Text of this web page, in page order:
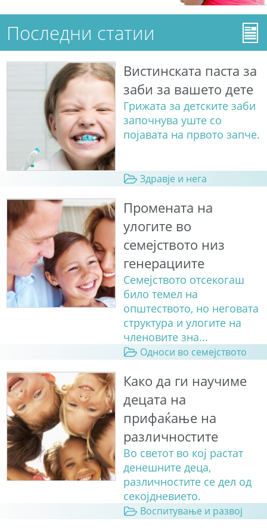
Последни статии
Вистинската паста за
заби за вашето дете
Грижата за детските заби
започнува уште со
појавата на првото запче.
Здравје и нега
Промената на
улогите во
семејството низ
генерациите
Семејството отсекогаш
било темел на
општеството, но неговата
структура и улогите на
членовите зна...
Односи во семејството
Како да ги научиме
децата на
прифаќање на
различностите
Во светот во кој растат
денешните деца,
различностите се дел од
секојдневието.
Воспитување и развој